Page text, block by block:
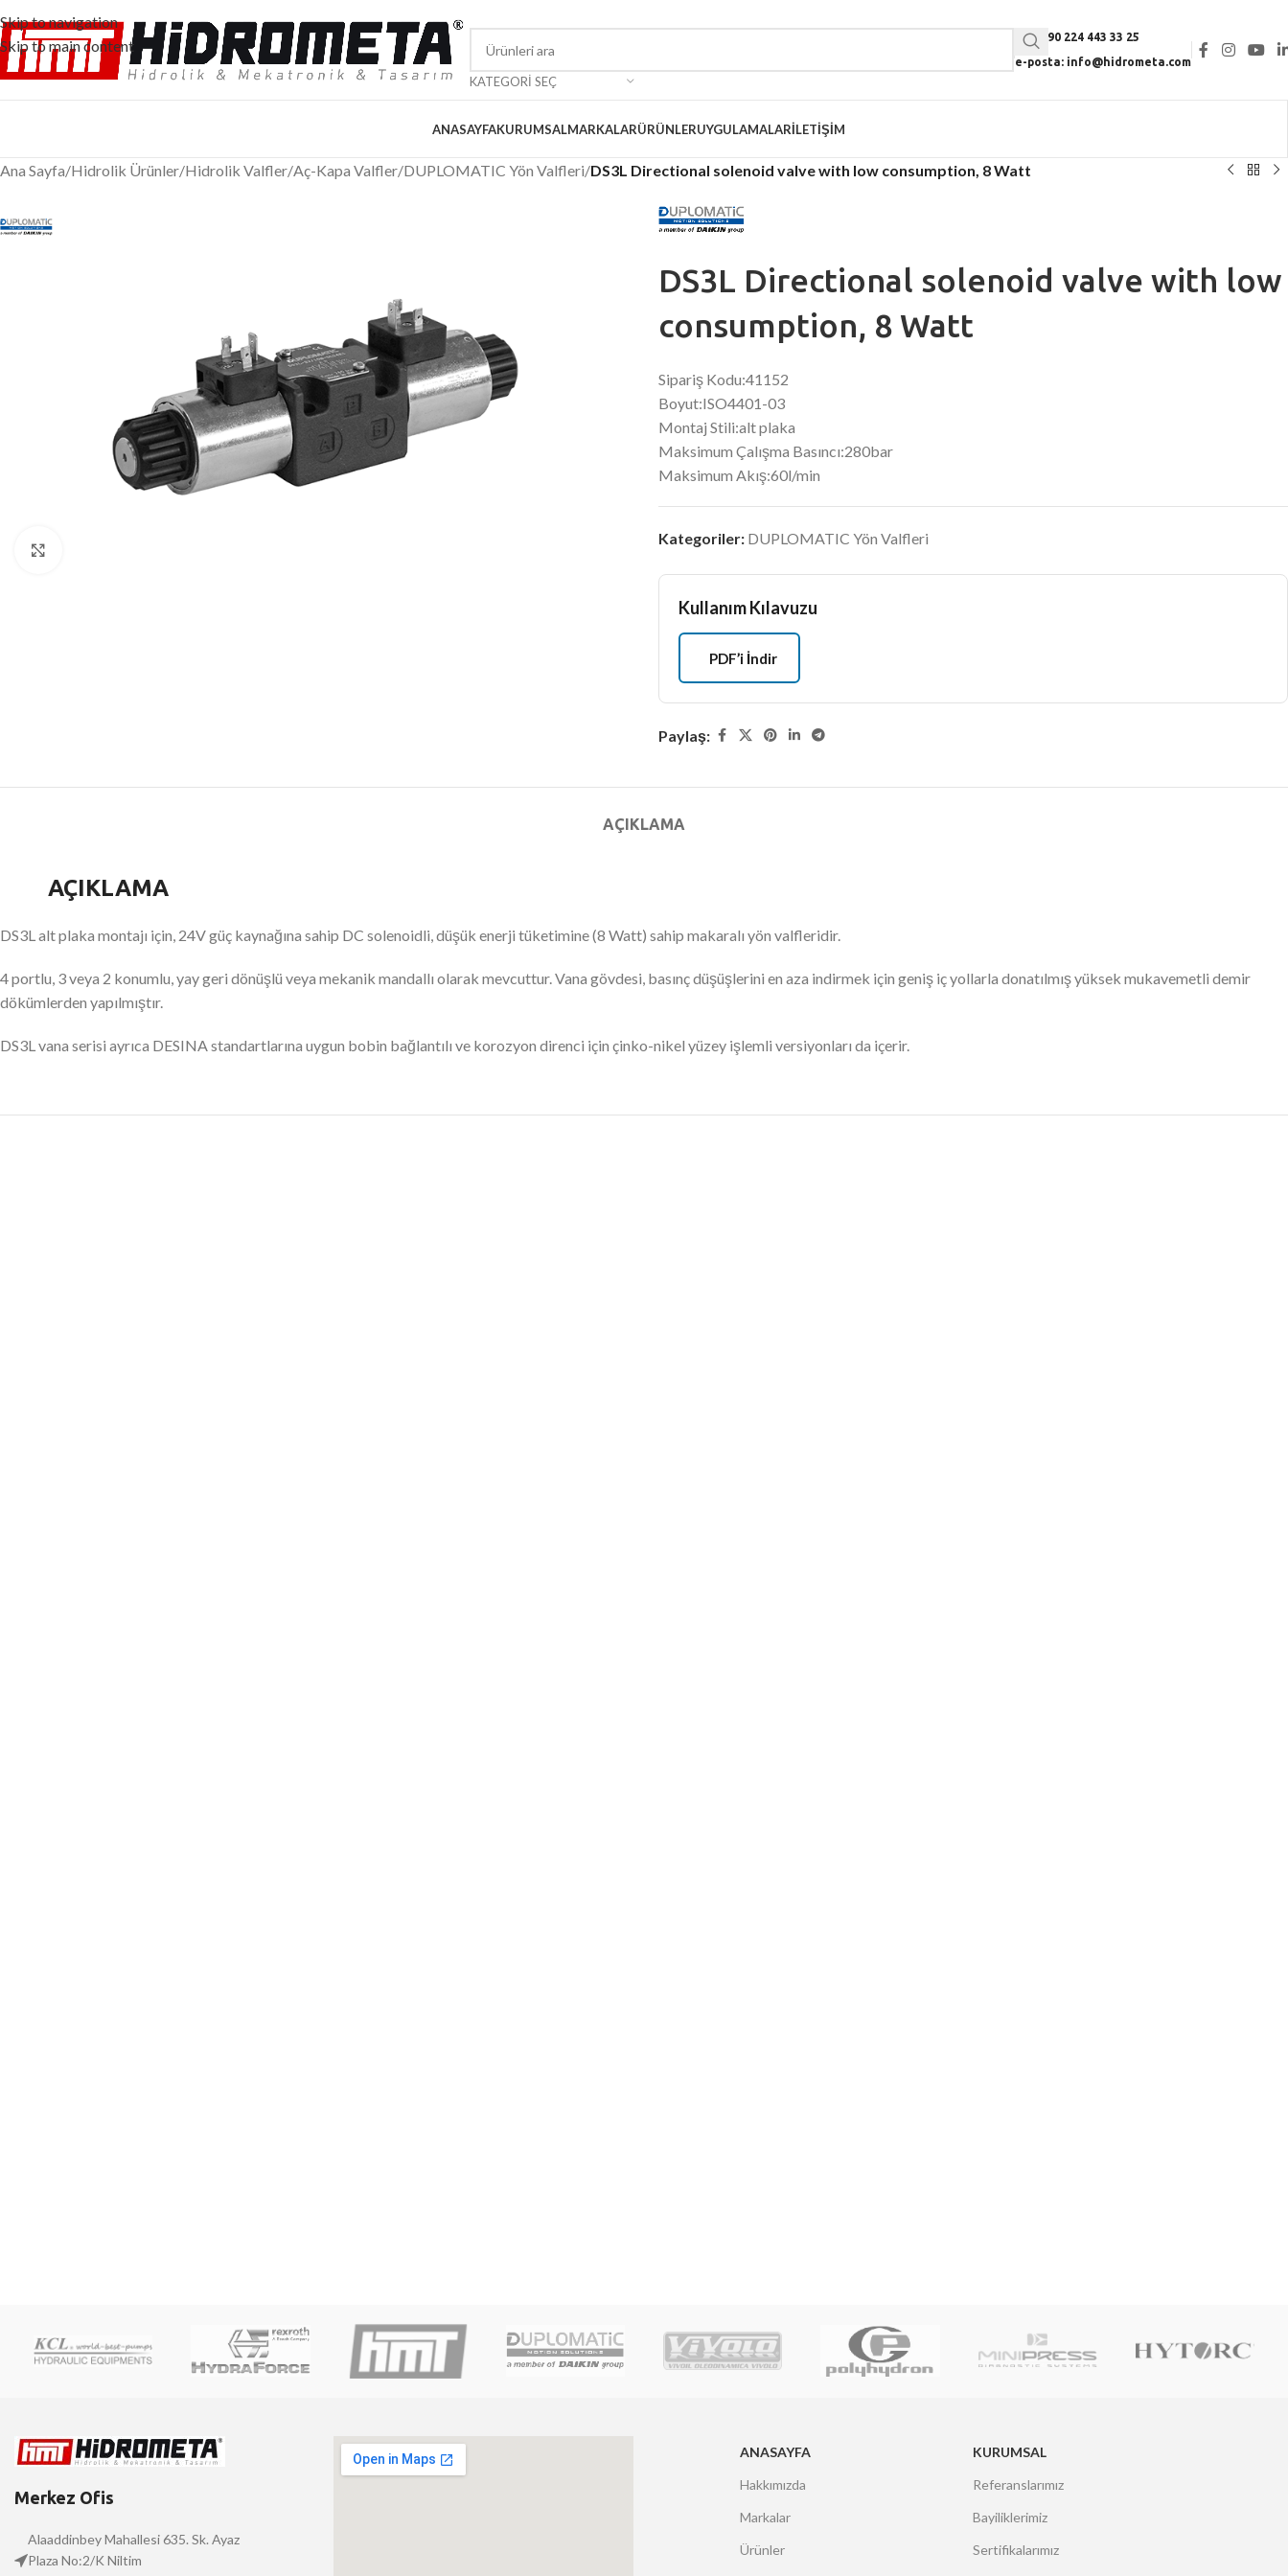
Skip to navigation
Skip to main content
KATEGORI SEÇ
Tel: +90 224 443 33 25
e-posta: info@hidrometa.com
ANASAYFAKURUMSALMARKALARÜRÜNLERUYGULAMALARİLETIŞIM
Ana Sayfa/Hidrolik Ürünler/Hidrolik Valfler/Aç-Kapa Valfler/DUPLOMATIC Yön Valfleri/DS3L Directional solenoid valve with low consumption, 8 Watt
DS3L Directional solenoid valve with low
consumption, 8 Watt
Sipariş Kodu:41152
Boyut:ISO4401-03
Montaj Stili:alt plaka
Maksimum Çalışma Basıncı:280bar
Maksimum Akış:60l/min
Kategoriler: DUPLOMATIC Yön Valfleri
Kullanım Kılavuzu
PDF’i İndir
Paylaş:
AÇIKLAMA
AÇIKLAMA
DS3L alt plaka montajı için, 24V güç kaynağına sahip DC solenoidli, düşük enerji tüketimine (8 Watt) sahip makaralı yön valfleridir.
4 portlu, 3 veya 2 konumlu, yay geri dönüşlü veya mekanik mandallı olarak mevcuttur. Vana gövdesi, basınç düşüşlerini en aza indirmek için geniş iç yollarla donatılmış yüksek mukavemetli demir
dökümlerden yapılmıştır.
DS3L vana serisi ayrıca DESINA standartlarına uygun bobin bağlantılı ve korozyon direnci için çinko-nikel yüzey işlemli versiyonları da içerir.
Merkez Ofis
Alaaddinbey Mahallesi 635. Sk. Ayaz
Plaza No:2/K Niltim
ANASAYFA
Hakkımızda
Markalar
Ürünler
KURUMSAL
Referanslarımız
Bayiliklerimiz
Sertifikalarımız